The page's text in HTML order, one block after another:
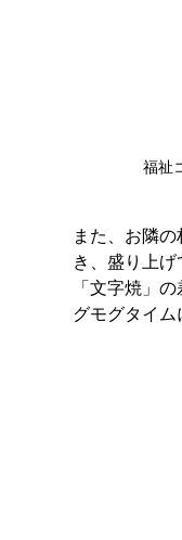
福祉
また、お隣
き、盛り上
「文字焼」
グモグタイム